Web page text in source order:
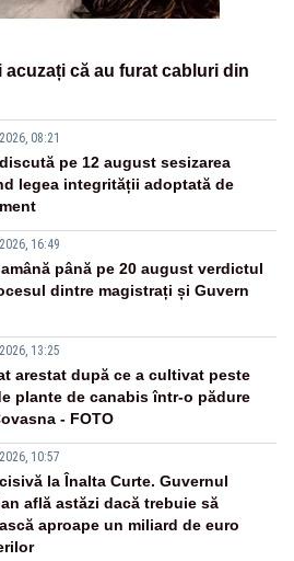
acuzați că au furat cabluri din
08:21
pe 12 august sesizarea
legea integrității adoptată de
16:49
amână până pe 20 august verdictul
dintre magistrați și Guvern
13:25
arestat după ce a cultivat peste
plante de canabis într-o pădure
- FOTO
10:57
la Înalta Curte. Guvernul
află astăzi dacă trebuie să
aproape un miliard de euro